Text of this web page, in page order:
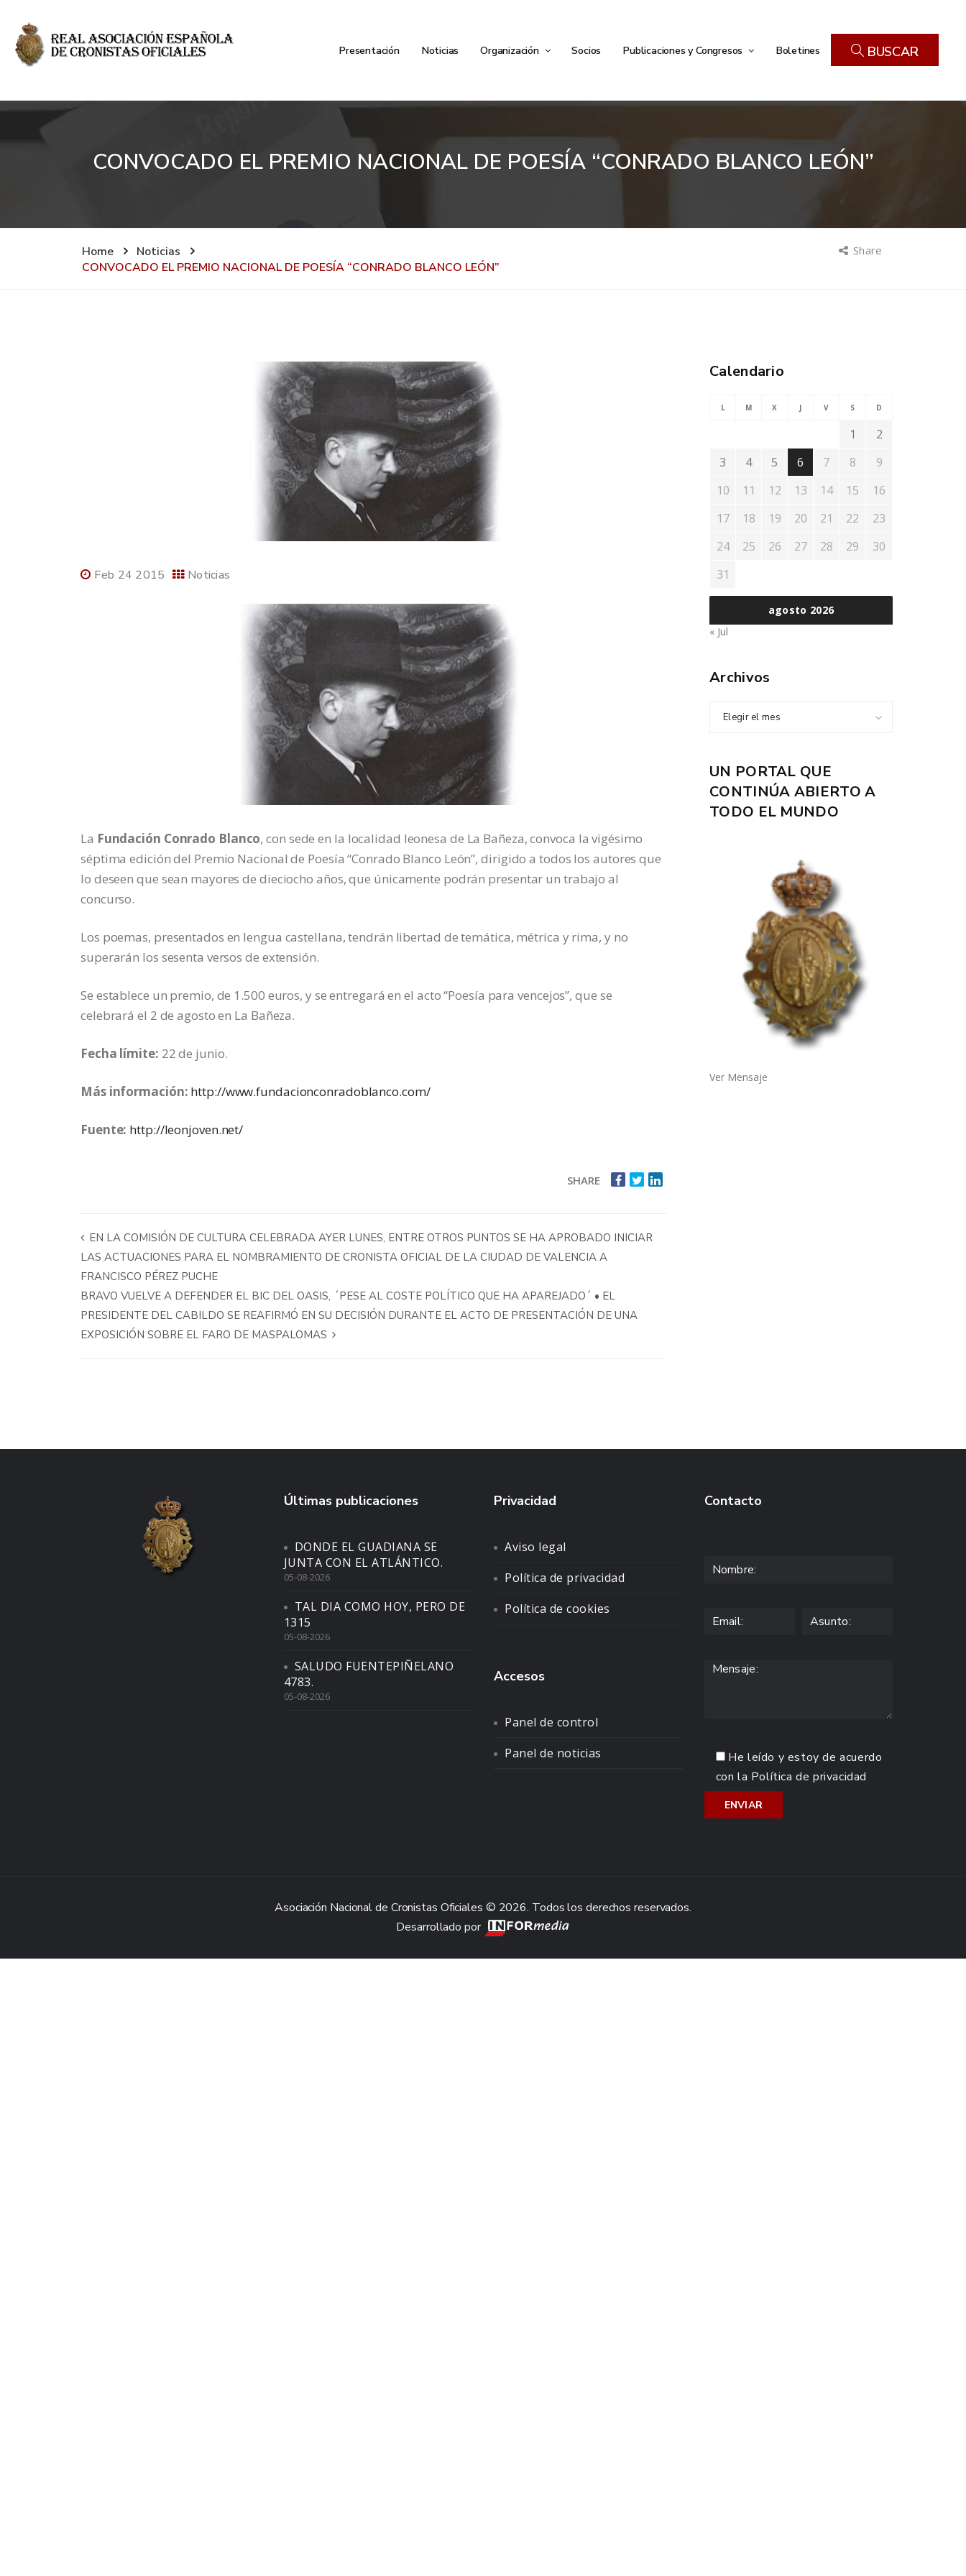
Presentación Noticias Organización Socios Publicaciones y Congresos Boletines BUSCAR
CONVOCADO EL PREMIO NACIONAL DE POESÍA “CONRADO BLANCO LEÓN”
Home
Noticias
CONVOCADO EL PREMIO NACIONAL DE POESÍA “CONRADO BLANCO LEÓN”
Share
Feb 24 2015 Noticias
La Fundación Conrado Blanco, con sede en la localidad leonesa de La Bañeza, convoca la vigésimo
séptima edición del Premio Nacional de Poesía “Conrado Blanco León”, dirigido a todos los autores que
lo deseen que sean mayores de dieciocho años, que únicamente podrán presentar un trabajo al
concurso.
Los poemas, presentados en lengua castellana, tendrán libertad de temática, métrica y rima, y no
superarán los sesenta versos de extensión.
Se establece un premio, de 1.500 euros, y se entregará en el acto “Poesía para vencejos”, que se
celebrará el 2 de agosto en La Bañeza.
Fecha límite: 22 de junio.
Más información: http://www.fundacionconradoblanco.com/
Fuente: http://leonjoven.net/
SHARE
EN LA COMISIÓN DE CULTURA CELEBRADA AYER LUNES, ENTRE OTROS PUNTOS SE HA APROBADO INICIAR
LAS ACTUACIONES PARA EL NOMBRAMIENTO DE CRONISTA OFICIAL DE LA CIUDAD DE VALENCIA A
FRANCISCO PÉREZ PUCHE
BRAVO VUELVE A DEFENDER EL BIC DEL OASIS, ´PESE AL COSTE POLÍTICO QUE HA APAREJADO´ • EL
PRESIDENTE DEL CABILDO SE REAFIRMÓ EN SU DECISIÓN DURANTE EL ACTO DE PRESENTACIÓN DE UNA
EXPOSICIÓN SOBRE EL FARO DE MASPALOMAS
Calendario
agosto 2026
L M X J V S D
1
2
3
4 5 6 7 8
9
10
11 12 13 14 15
16
17
18 19 20 21 22
23
24
25 26 27 28 29
30
31
« Jul
Archivos
Elegir el mes
UN PORTAL QUE
CONTINÚA ABIERTO A
TODO EL MUNDO
Ver Mensaje
Últimas publicaciones
DONDE EL GUADIANA SE
JUNTA CON EL ATLÁNTICO.
05-08-2026
TAL DIA COMO HOY, PERO DE
1315
05-08-2026
SALUDO FUENTEPIÑELANO
4783.
05-08-2026
Privacidad
Aviso legal
Política de privacidad
Política de cookies
Accesos
Panel de control
Panel de noticias
Contacto
He leído y estoy de acuerdo
con la Política de privacidad
Asociación Nacional de Cronistas Oficiales © 2026. Todos los derechos reservados.
Desarrollado por